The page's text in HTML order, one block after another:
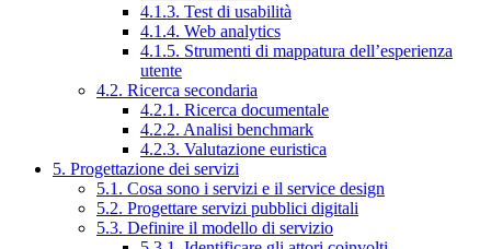
4.1.3. Test di usabilità
4.1.4. Web analytics
4.1.5. Strumenti di mappatura dell’esperienza
utente
4.2. Ricerca secondaria
4.2.1. Ricerca documentale
4.2.2. Analisi benchmark
4.2.3. Valutazione euristica
5. Progettazione dei servizi
5.1. Cosa sono i servizi e il service design
5.2. Progettare servizi pubblici digitali
5.3. Definire il modello di servizio